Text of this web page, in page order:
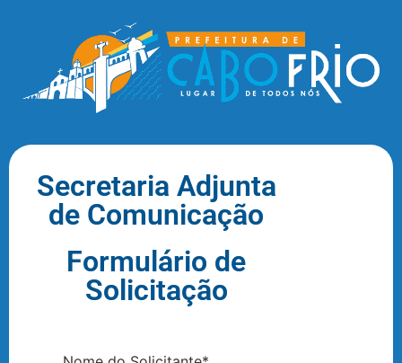
Secretaria Adjunta
de Comunicação
Formulário de
Solicitação